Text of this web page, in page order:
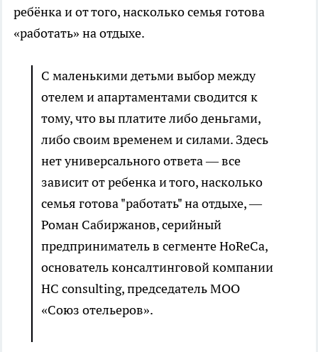
ребёнка и от того, насколько семья готова
«работать» на отдыхе.
С маленькими детьми выбор между
отелем и апартаментами сводится к
тому, что вы платите либо деньгами,
либо своим временем и силами. Здесь
нет универсального ответа — все
зависит от ребенка и того, насколько
семья готова "работать" на отдыхе, —
Роман Сабиржанов, серийный
предприниматель в сегменте HoReCa,
основатель консалтинговой компании
HC consulting, председатель МОО
«Союз отельеров».